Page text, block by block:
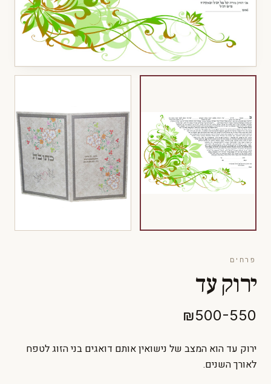
פרחים
ירוק עד
₪500-550
ירוק עד הוא המצב של נישואין אותם דואגים בני הזוג לטפח
לאורך השנים.